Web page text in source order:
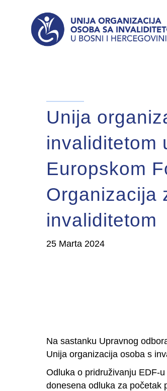
Unija
invaliditetom
Europskom
Organizacija
invaliditetom
25 Marta 2024
Na sastanku Upravnog
Unija organizacija osoba s
Odluka o pridruživanju EDF-
donesena odluka za početak